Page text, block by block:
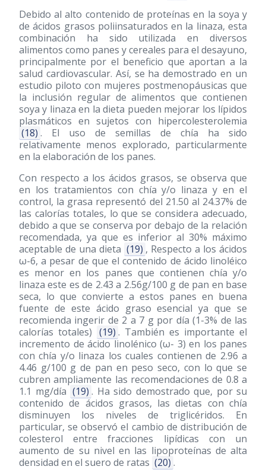
Debido al alto contenido de proteínas en la soya y
de ácidos grasos poliinsaturados en la linaza, esta
combinación ha sido utilizada en diversos
alimentos como panes y cereales para el desayuno,
principalmente por el beneficio que aportan a la
salud cardiovascular. Así, se ha demostrado en un
estudio piloto con mujeres postmenopáusicas que
la inclusión regular de alimentos que contienen
soya y linaza en la dieta pueden mejorar los lípidos
plasmáticos en sujetos con hipercolesterolemia
(18) . El uso de semillas de chía ha sido
relativamente menos explorado, particularmente
en la elaboración de los panes.
Con respecto a los ácidos grasos, se observa que
en los tratamientos con chía y/o linaza y en el
control, la grasa representó del 21.50 al 24.37% de
las calorías totales, lo que se considera adecuado,
debido a que se conserva por debajo de la relación
recomendada, ya que es inferior al 30% máximo
aceptable de una dieta (19) , Respecto a los ácidos
ω-6, a pesar de que el contenido de ácido linoléico
es menor en los panes que contienen chía y/o
linaza este es de 2.43 a 2.56g/100 g de pan en base
seca, lo que convierte a estos panes en buena
fuente de este ácido graso esencial ya que se
recomienda ingerir de 2 a 7 g por día (1-3% de las
calorías totales) (19) . También es importante el
incremento de ácido linolénico (ω- 3) en los panes
con chía y/o linaza los cuales contienen de 2.96 a
4.46 g/100 g de pan en peso seco, con lo que se
cubren ampliamente las recomendaciones de 0.8 a
1.1 mg/día (19) . Ha sido demostrado que, por su
contenido de ácidos grasos, las dietas con chía
disminuyen los niveles de triglicéridos. En
particular, se observó el cambio de distribución de
colesterol entre fracciones lipídicas con un
aumento de su nivel en las lipoproteínas de alta
densidad en el suero de ratas (20) .